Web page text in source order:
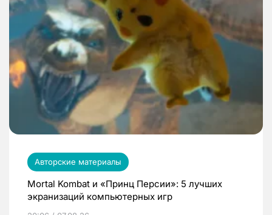
Авторские материалы
Mortal Kombat и «Принц Персии»: 5 лучших
экранизаций компьютерных игр